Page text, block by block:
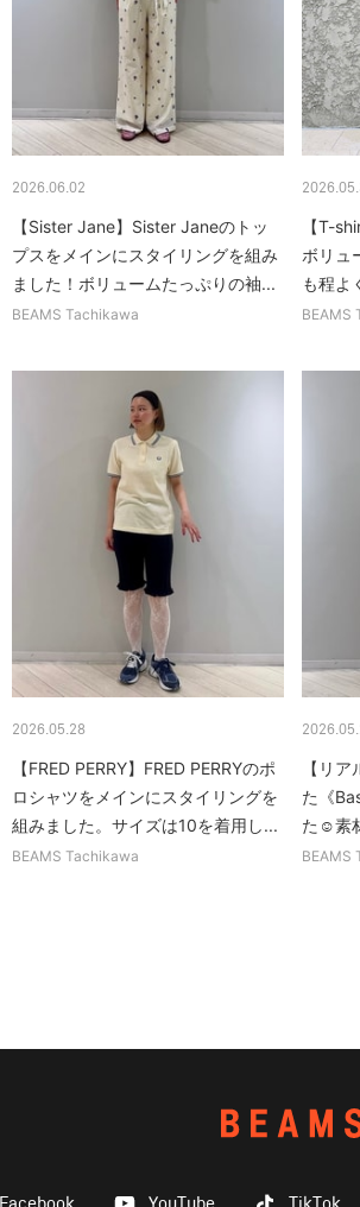
2026.06.02
【Sister Jane】Sister Janeのトッ
プスをメインにスタイリングを組み
ました！ボリュームたっぷりの袖...
BEAMS Tachikawa
【T-
ボリュ
も程よ
BEAMS
2026.05.28
【FRED PERRY】FRED PERRYのポ
ロシャツをメインにスタイリングを
組みました。サイズは10を着用し...
BEAMS Tachikawa
【リ
た《
た☺︎素
BEAMS